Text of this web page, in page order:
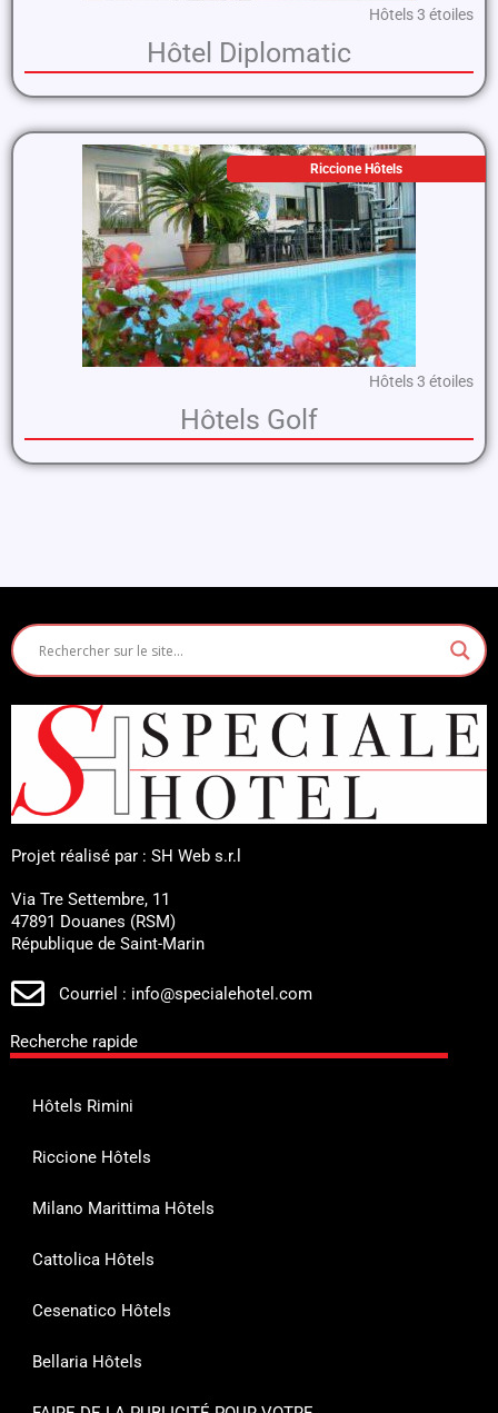
Hôtels 3 étoiles
Hôtel Diplomatic
Riccione Hôtels
Hôtels 3 étoiles
Hôtels Golf
Projet réalisé par : SH Web s.r.l
Via Tre Settembre, 11
47891 Douanes (RSM)
République de Saint-Marin
Courriel : info@specialehotel.com
Recherche rapide
Hôtels Rimini
Riccione Hôtels
Milano Marittima Hôtels
Cattolica Hôtels
Cesenatico Hôtels
Bellaria Hôtels